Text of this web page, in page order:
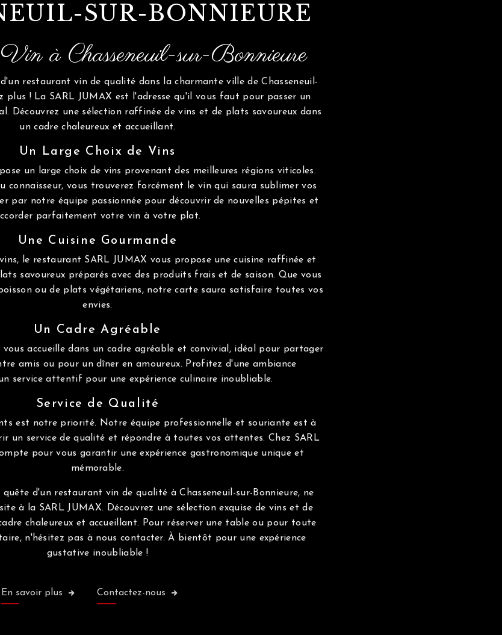
SUR-BONNIEURE
à Chasseneuil-sur-Bonnieure
restaurant vin de qualité dans la charmante ville de Chasseneuil-
plus ! La SARL JUMAX est l'adresse qu'il vous faut pour passer un
Découvrez une sélection raffinée de vins et de plats savoureux dans
un cadre chaleureux et accueillant.
Un Large Choix de Vins
un large choix de vins provenant des meilleures régions viticoles.
connaisseur, vous trouverez forcément le vin qui saura sublimer vos
par notre équipe passionnée pour découvrir de nouvelles pépites et
parfaitement votre vin à votre plat.
Une Cuisine Gourmande
le restaurant SARL JUMAX vous propose une cuisine raffinée et
savoureux préparés avec des produits frais et de saison. Que vous
ou de plats végétariens, notre carte saura satisfaire toutes vos
envies.
Un Cadre Agréable
accueille dans un cadre agréable et convivial, idéal pour partager
amis ou pour un dîner en amoureux. Profitez d'une ambiance
service attentif pour une expérience culinaire inoubliable.
Service de Qualité
est notre priorité. Notre équipe professionnelle et souriante est à
un service de qualité et répondre à toutes vos attentes. Chez SARL
pour vous garantir une expérience gastronomique unique et
mémorable.
quête d'un restaurant vin de qualité à Chasseneuil-sur-Bonnieure, ne
à la SARL JUMAX. Découvrez une sélection exquise de vins et de
chaleureux et accueillant. Pour réserver une table ou pour toute
n'hésitez pas à nous contacter. À bientôt pour une expérience
gustative inoubliable !
En savoir plus Contactez-nous